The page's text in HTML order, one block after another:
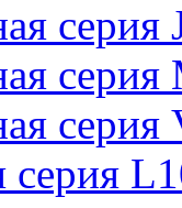
серия
серия
серия
серия